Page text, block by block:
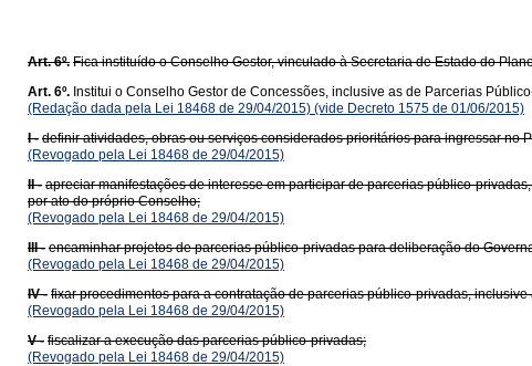
Art. 6º. Fica instituído o Conselho Gestor, vinculado à Secretaria de Estado do
Art. 6º. Institui o Conselho Gestor de Concessões, inclusive as de Parcerias
(Redação dada pela Lei 18468 de 29/04/2015) (vide Decreto 1575 de 01/06/2015)
I - definir atividades, obras ou serviços considerados prioritários para ingressar
(Revogado pela Lei 18468 de 29/04/2015)
II - apreciar manifestações de interesse em participar de parcerias público-
por ato do próprio Conselho;
(Revogado pela Lei 18468 de 29/04/2015)
III - encaminhar projetos de parcerias público-privadas para deliberação do
(Revogado pela Lei 18468 de 29/04/2015)
IV - fixar procedimentos para a contratação de parcerias público-privadas,
(Revogado pela Lei 18468 de 29/04/2015)
V - fiscalizar a execução das parcerias público-privadas;
(Revogado pela Lei 18468 de 29/04/2015)